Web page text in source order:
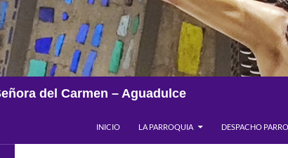
del Carmen – Aguadulce
INICIO LA PARROQUIA DESPACHO